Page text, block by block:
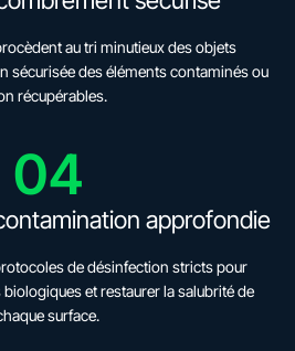
au tri minutieux des objets
sécurisée des éléments contaminés ou
récupérables.
04
approfondie
de désinfection stricts pour
et restaurer la salubrité de
surface.